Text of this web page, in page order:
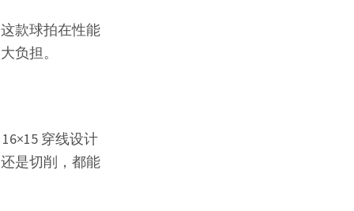
款球拍在性能
负担。
穿线设计
是切削，都能